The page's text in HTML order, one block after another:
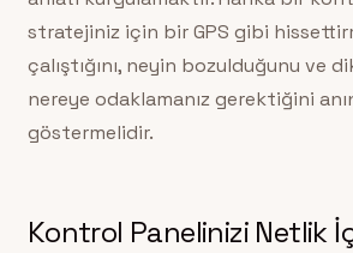
stratejiniz için bir GPS gibi
çalıştığını, neyin bozulduğunu ve
nereye odaklamanız gerektiğini
göstermelidir.
Kontrol Panelinizi Netlik